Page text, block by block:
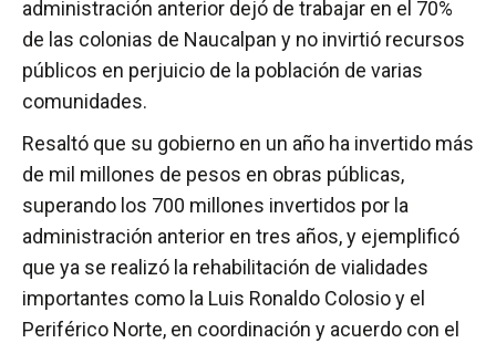
administración anterior dejó de trabajar en el 70%
de las colonias de Naucalpan y no invirtió recursos
públicos en perjuicio de la población de varias
comunidades.
Resaltó que su gobierno en un año ha invertido más
de mil millones de pesos en obras públicas,
superando los 700 millones invertidos por la
administración anterior en tres años, y ejemplificó
que ya se realizó la rehabilitación de vialidades
importantes como la Luis Ronaldo Colosio y el
Periférico Norte, en coordinación y acuerdo con el